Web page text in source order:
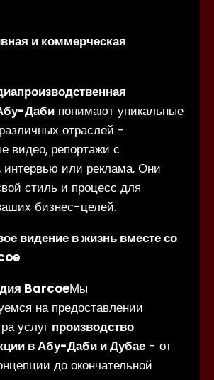
и коммерческая
Даби понимают уникальные
отраслей -
видео, репортажи с
интервью или реклама. Они
стиль и процесс для
бизнес-целей.
видение в жизнь вместе со
BarcoeМы
на предоставлении
услуг производство
в Абу-Даби и Дубае - от
до окончательной